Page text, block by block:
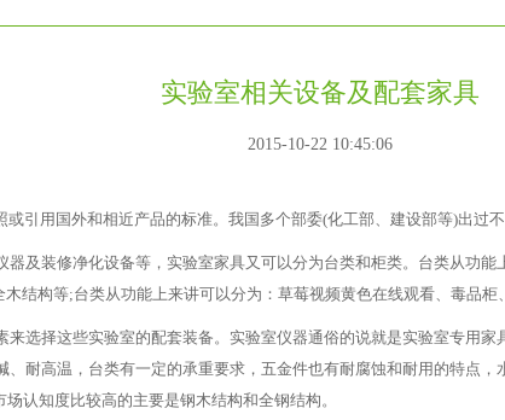
实验室相关设备及配套家具
2015-10-22 10:45:06
引用国外和相近产品的标准。我国多个部委(化工部、建设部等)出过不
化设备等，实验室家具又可以分为台类和柜类。台类从功能上来讲可以分
结构等;台类从功能上来讲可以分为：草莓视频黄色在线观看、毒品柜、药
择这些实验室的配套装备。实验室仪器通俗的说就是实验室专用家具
高温，台类有一定的承重要求，五金件也有耐腐蚀和耐用的特点
市场认知度比较高的主要是钢木结构和全钢结构。